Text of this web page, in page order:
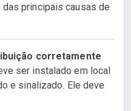
principais causas de
corretamente
ser instalado em local
e sinalizado. Ele deve